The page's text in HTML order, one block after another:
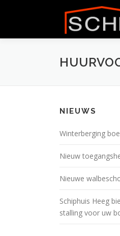
springen
NIEUWS
Winterberging
Nieuw
Nieuwe
Schiphuis Heeg
stalling voor uw